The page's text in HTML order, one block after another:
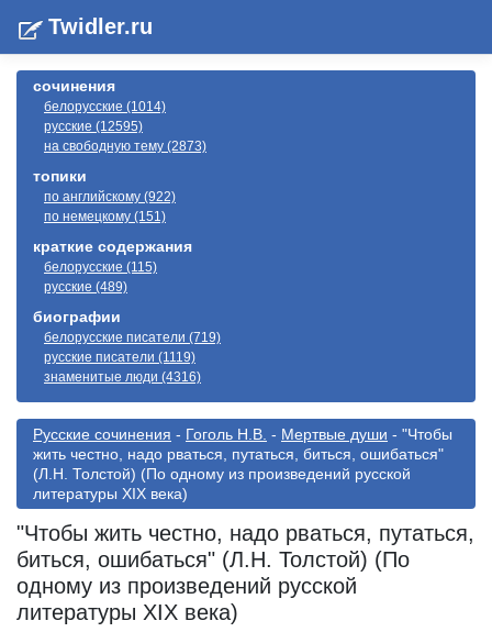
Twidler.ru
сочинения
белорусские (1014)
русские (12595)
на свободную тему (2873)
топики
по английскому (922)
по немецкому (151)
краткие содержания
белорусские (115)
русские (489)
биографии
белорусские писатели (719)
русские писатели (1119)
знаменитые люди (4316)
Русские сочинения - Гоголь Н.В. - Мертвые души - "Чтобы
жить честно, надо рваться, путаться, биться, ошибаться"
(Л.Н. Толстой) (По одному из произведений русской
литературы XIX века)
"Чтобы жить честно, надо рваться, путаться,
биться, ошибаться" (Л.Н. Толстой) (По
одному из произведений русской
литературы XIX века)